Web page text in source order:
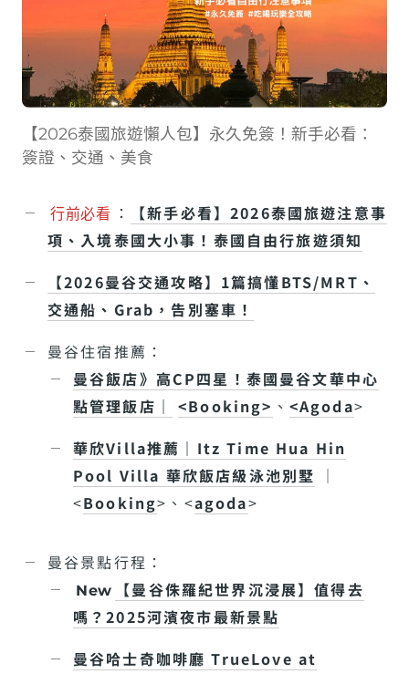
【2026泰國旅遊懶人包】永久免簽！新手必看：
簽證、交通、美食
行前必看 ：
【新手必看】2026泰國旅遊注意事
項、入境泰國大小事！泰國自由行旅遊須知
【2026曼谷交通攻略】1篇搞懂BTS/MRT、
交通船、Grab，告別塞車！
曼谷住宿推薦：
曼谷飯店》高CP四星！泰國曼谷文華中心
點管理飯店｜
<Booking> 、 <Agoda>
華欣Villa推薦｜Itz Time Hua Hin
Pool Villa 華欣飯店級泳池別墅 ｜
<Booking>、<agoda>
曼谷景點行程：
New
【曼谷侏羅紀世界沉浸展】值得去
嗎？2025河濱夜市最新景點
曼谷哈士奇咖啡廳 TrueLove at